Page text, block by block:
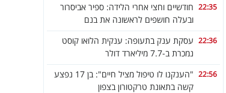
22:35 חודשיים וחצי אחרי הלידה: ספיר אביסרור
ובעלה חושפים לראשונה את בנם
22:36 עסקת ענק בתעופה: ענקית הלואו קוסט
נמכרת ב-7.7 מיליארד דולר
22:56
"הענקנו לו טיפול מציל חיים": בן 17 נפצע
קשה בתאונת טרקטורון בצפון